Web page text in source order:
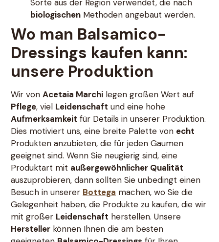
Sorte aus der Region verwendet, die nach
biologischen Methoden angebaut werden.
Wo man Balsamico-
Dressings kaufen kann:
unsere Produktion
Wir von Acetaia Marchi legen großen Wert auf
Pflege, viel Leidenschaft und eine hohe
Aufmerksamkeit für Details in unserer Produktion.
Dies motiviert uns, eine breite Palette von echt
Produkten anzubieten, die für jeden Gaumen
geeignet sind. Wenn Sie neugierig sind, eine
Produktart mit außergewöhnlicher Qualität
auszuprobieren, dann sollten Sie unbedingt einen
Besuch in unserer Bottega machen, wo Sie die
Gelegenheit haben, die Produkte zu kaufen, die wir
mit großer Leidenschaft herstellen. Unsere
Hersteller können Ihnen die am besten